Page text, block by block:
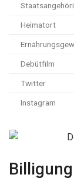
Heimatort
Debütfilm
Twitter
Instagram